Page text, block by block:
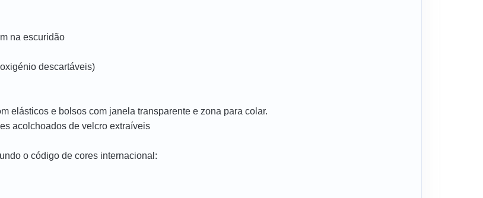
na escuridão
descartáveis)
elásticos e bolsos com janela transparente e zona para colar.
acolchoados de velcro extraíveis
o código de cores internacional: